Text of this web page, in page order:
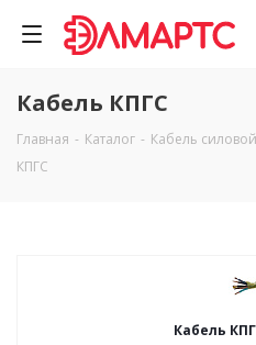
Кабель КПГС
Главная - Каталог - Кабель силовой
КПГС
Кабель